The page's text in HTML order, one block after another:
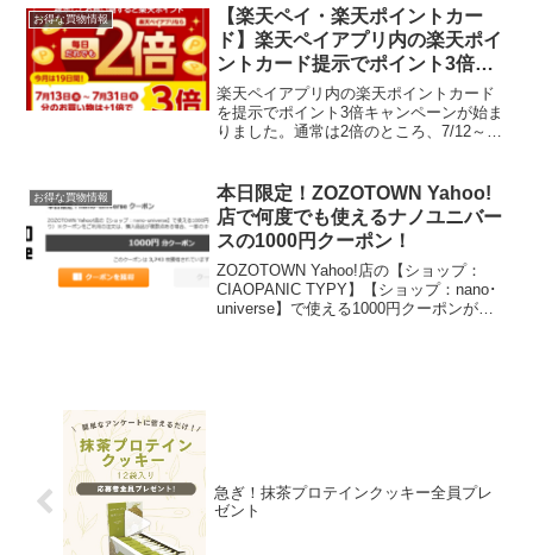
は3枚まで。※同じ商品のお試しクーポン
は1日1枚まで...
お得な買物情報
【楽天ペイ・楽天ポイントカー
ド】楽天ペイアプリ内の楽天ポイ
ントカード提示でポイント3倍
（7/13～31）
楽天ペイアプリ内の楽天ポイントカード
を提示でポイント3倍キャンペーンが始ま
りました。通常は2倍のところ、7/12～31
トアップ期間中に楽天ペイアプリ内の楽
天ポイントカー...
お得な買物情報
本日限定！ZOZOTOWN Yahoo!
店で何度でも使えるナノユニバー
スの1000円クーポン！
ZOZOTOWN Yahoo!店の【ショップ：
CIAOPANIC TYPY】【ショップ：nano･
universe】で使える1000円クーポンが何
急ぎ！抹茶プロテインクッキー全員プレ
ゼント